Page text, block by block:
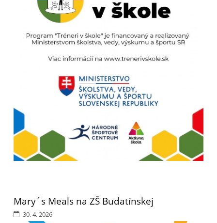
Mary´s Meals na ZŠ Budatínskej
30. 4. 2026